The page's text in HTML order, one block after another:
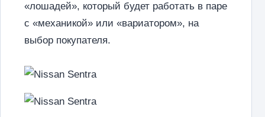
«лошадей», который будет работать в паре
с «механикой» или «вариатором», на
выбор покупателя.